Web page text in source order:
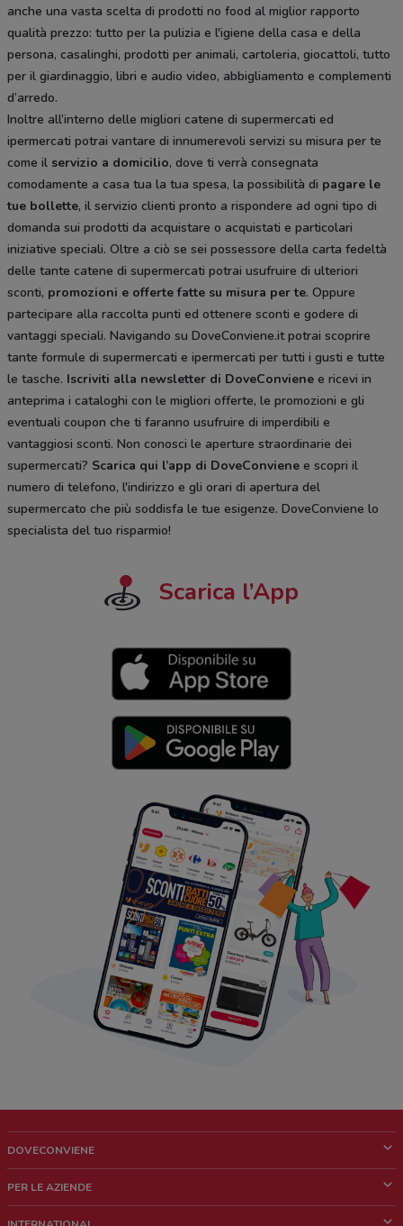
anche una vasta scelta di prodotti no food al miglior rapporto
qualità prezzo: tutto per la pulizia e l'igiene della casa e della
persona, casalinghi, prodotti per animali, cartoleria, giocattoli, tutto
per il giardinaggio, libri e audio video, abbigliamento e complementi
d’arredo.
Inoltre all’interno delle migliori catene di supermercati ed
ipermercati potrai vantare di innumerevoli servizi su misura per te
come il servizio a domicilio, dove ti verrà consegnata
comodamente a casa tua la tua spesa, la possibilità di pagare le
tue bollette, il servizio clienti pronto a rispondere ad ogni tipo di
domanda sui prodotti da acquistare o acquistati e particolari
iniziative speciali. Oltre a ciò se sei possessore della carta fedeltà
delle tante catene di supermercati potrai usufruire di ulteriori
sconti, promozioni e offerte fatte su misura per te. Oppure
partecipare alla raccolta punti ed ottenere sconti e godere di
vantaggi speciali. Navigando su DoveConviene.it potrai scoprire
tante formule di supermercati e ipermercati per tutti i gusti e tutte
le tasche. Iscriviti alla newsletter di DoveConviene e ricevi in
anteprima i cataloghi con le migliori offerte, le promozioni e gli
eventuali coupon che ti faranno usufruire di imperdibili e
vantaggiosi sconti. Non conosci le aperture straordinarie dei
supermercati? Scarica qui l’app di DoveConviene e scopri il
numero di telefono, l'indirizzo e gli orari di apertura del
supermercato che più soddisfa le tue esigenze. DoveConviene lo
specialista del tuo risparmio!
Scarica l’App
DOVECONVIENE
Chi siamo
PER LE AZIENDE